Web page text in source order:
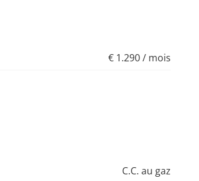
€ 1.290 / mois
C.C. au gaz